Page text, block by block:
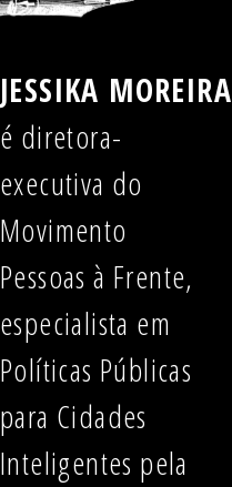
JESSIKA MOREIRA
é diretora-
executiva do
Movimento
Pessoas à Frente,
especialista em
Políticas Públicas
para Cidades
Inteligentes pela